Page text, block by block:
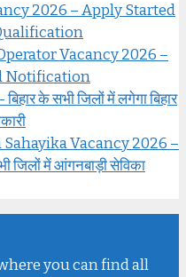
2026 – Apply Started
Vacancy 2026 –
Notification
के सभी जिलों में लगेगा बिहार
Vacancy 2026 –
जिलों में आंगनबाड़ी सेविका
you can find all